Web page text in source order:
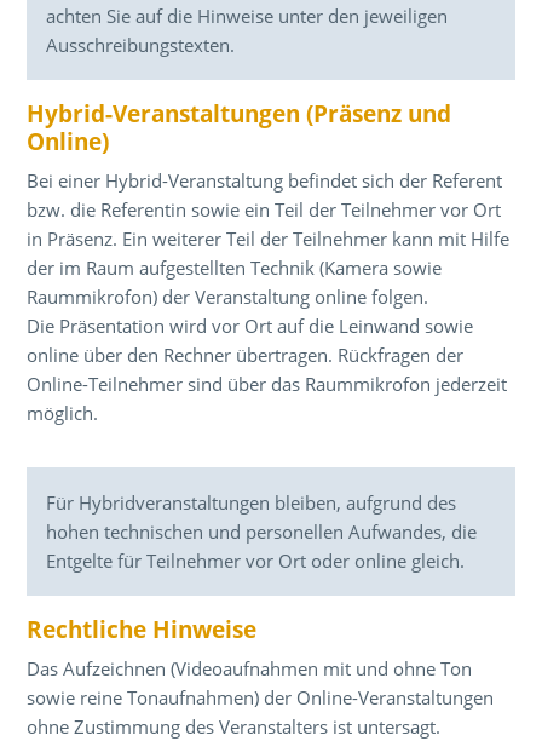
achten Sie auf die Hinweise unter den jeweiligen
Ausschreibungstexten.
Hybrid-Veranstaltungen (Präsenz und
Online)
Bei einer Hybrid-Veranstaltung befindet sich der Referent
bzw. die Referentin sowie ein Teil der Teilnehmer vor Ort
in Präsenz. Ein weiterer Teil der Teilnehmer kann mit Hilfe
der im Raum aufgestellten Technik (Kamera sowie
Raummikrofon) der Veranstaltung online folgen.
Die Präsentation wird vor Ort auf die Leinwand sowie
online über den Rechner übertragen. Rückfragen der
Online-Teilnehmer sind über das Raummikrofon jederzeit
möglich.
Für Hybridveranstaltungen bleiben, aufgrund des
hohen technischen und personellen Aufwandes, die
Entgelte für Teilnehmer vor Ort oder online gleich.
Rechtliche Hinweise
Das Aufzeichnen (Videoaufnahmen mit und ohne Ton
sowie reine Tonaufnahmen) der Online-Veranstaltungen
ohne Zustimmung des Veranstalters ist untersagt.